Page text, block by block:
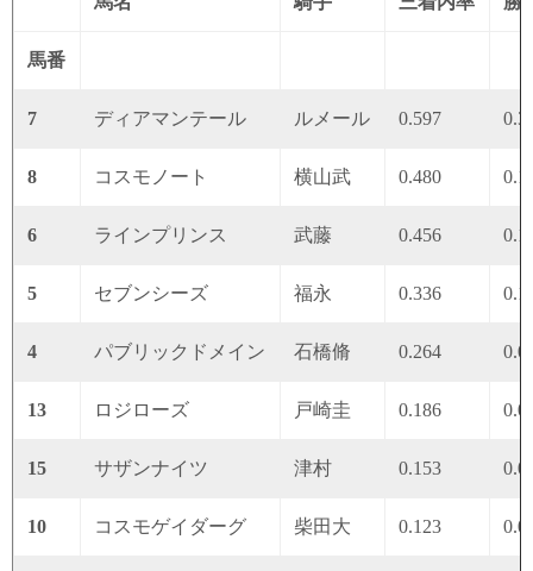
馬番
7 ディアマンテール ルメール 0.597
8 コスモノート 横山武 0.480
6 ラインプリンス 武藤 0.456
5 セブンシーズ 福永 0.336
4 パブリックドメイン 石橋脩 0.264
13 ロジローズ 戸崎圭 0.186
15 サザンナイツ 津村 0.153
10 コスモゲイダーグ 柴田大 0.123